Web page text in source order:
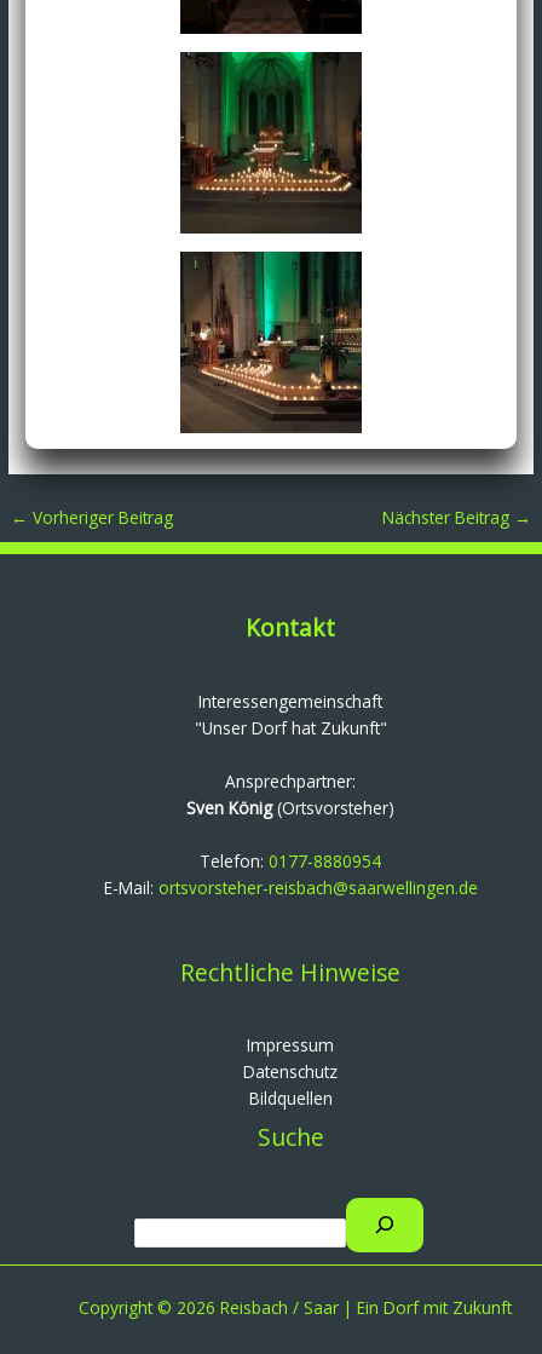
← Vorheriger Beitrag Nächster Beitrag →
Kontakt
Interessengemeinschaft
"Unser Dorf hat Zukunft"
Ansprechpartner:
Sven König(Ortsvorsteher)
Telefon:0177-8880954
E-Mail: ortsvorsteher-reisbach@saarwellingen.de
Rechtliche Hinweise
Impressum
Datenschutz
Bildquellen
Suche
Copyright © 2026 Reisbach / Saar | Ein Dorf mit Zukunft